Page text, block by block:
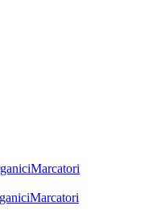
Marcatori
Marcatori